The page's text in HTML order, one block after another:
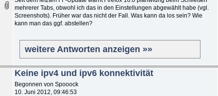
mehrerer Tabs, obwohl ich das in den Einstellungen abgewählt habe (vgl.
Screenshots). Früher war das nicht der Fall. Was kann da los sein? Wie
kann man das ggf. abstellen?
weitere Antworten anzeigen »»
Keine ipv4 und ipv6 konnektivität
Begonnen von Spooock
10. Juni 2012, 09:46:53